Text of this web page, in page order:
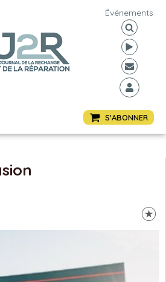
Événements
S'ABONNER